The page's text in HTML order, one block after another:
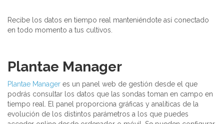
Recibe los datos en tiempo real manteniéndote así conectado
en todo momento a tus cultivos.
Plantae Manager
Plantae Manager es un panel web de gestión desde el que
podrás consultar los datos que las sondas toman en campo en
tiempo real. El panel proporciona gráficas y analíticas de la
evolución de los distintos parámetros a los que puedes